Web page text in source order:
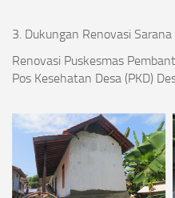
3. Dukungan Renovasi
Renovasi Puskesmas
Pos Kesehatan Desa (PKD)